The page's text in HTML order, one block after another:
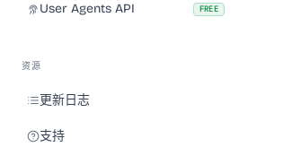
User Agents API FREE
资源
更新日志
支持